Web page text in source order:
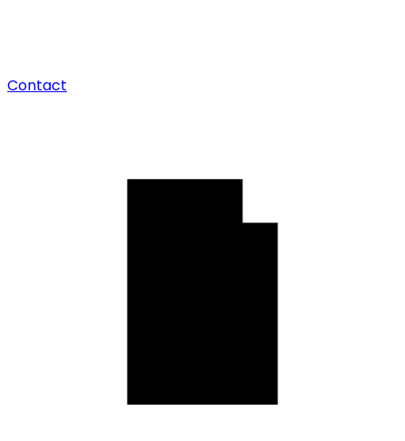
Contact